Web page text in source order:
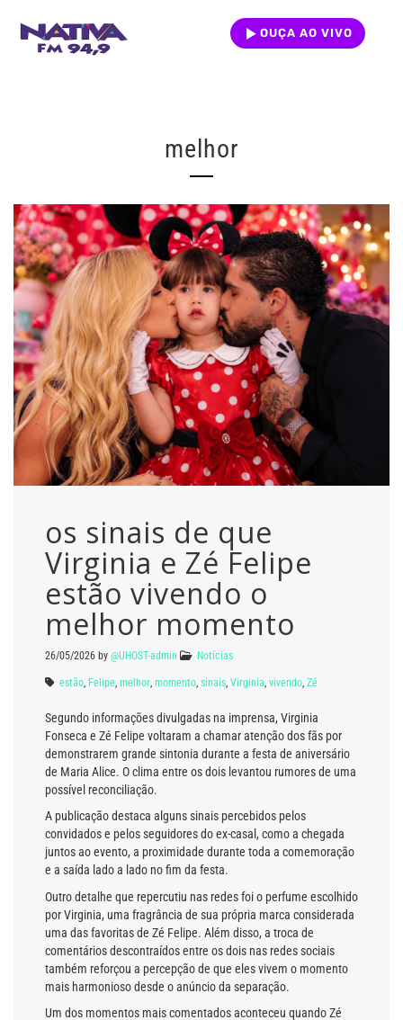
OUÇA AO VIVO
melhor
os sinais de que
Virginia e Zé Felipe
estão vivendo o
melhor momento
26/05/2026 by @UHOST-admin Notícias
estão, Felipe, melhor, momento, sinais, Virginia, vivendo, Zé
Segundo informações divulgadas na imprensa, Virginia
Fonseca e Zé Felipe voltaram a chamar atenção dos fãs por
demonstrarem grande sintonia durante a festa de aniversário
de Maria Alice. O clima entre os dois levantou rumores de uma
possível reconciliação.
A publicação destaca alguns sinais percebidos pelos
convidados e pelos seguidores do ex-casal, como a chegada
juntos ao evento, a proximidade durante toda a comemoração
e a saída lado a lado no fim da festa.
Outro detalhe que repercutiu nas redes foi o perfume escolhido
por Virginia, uma fragrância de sua própria marca considerada
uma das favoritas de Zé Felipe. Além disso, a troca de
comentários descontraídos entre os dois nas redes sociais
também reforçou a percepção de que eles vivem o momento
mais harmonioso desde o anúncio da separação.
Um dos momentos mais comentados aconteceu quando Zé